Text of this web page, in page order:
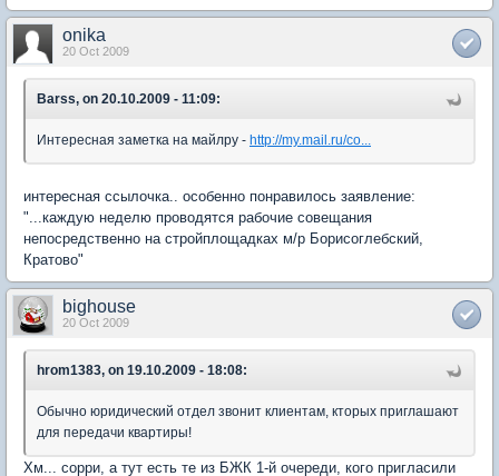
onika
20 Oct 2009
Barss, on 20.10.2009 - 11:09:
Интересная заметка на майлру - http://my.mail.ru/co...
интересная ссылочка.. особенно понравилось заявление:
"...каждую неделю проводятся рабочие совещания
непосредственно на стройплощадках м/р Борисоглебский,
Кратово"
bighouse
20 Oct 2009
hrom1383, on 19.10.2009 - 18:08:
Обычно юридический отдел звонит клиентам, кторых приглашают
для передачи квартиры!
Хм... сорри, а тут есть те из БЖК 1-й очереди, кого пригласили